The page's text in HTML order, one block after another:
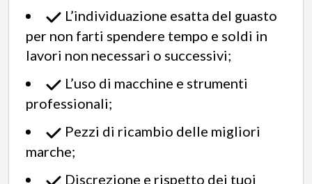
L’individuazione esatta del guasto
per non farti spendere tempo e soldi in
lavori non necessari o successivi;
L’uso di macchine e strumenti
professionali;
Pezzi di ricambio delle migliori
marche;
Discrezione e rispetto dei tuoi